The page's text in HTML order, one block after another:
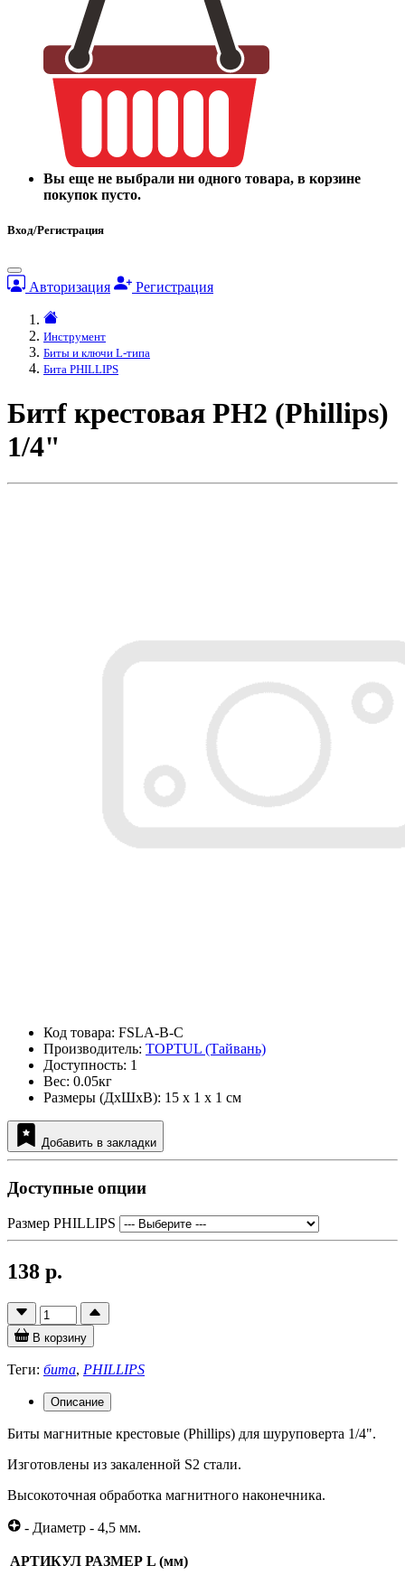
Вы еще не выбрали ни одного товара, в корзине
покупок пусто.
Вход/Регистрация
Авторизация Регистрация
Инструмент
Биты и ключи L-типа
Бита PHILLIPS
Битf крестовая PH2 (Phillips)
1/4"
Код товара: FSLA-B-C
Производитель: TOPTUL (Тайвань)
Доступность: 1
Вес: 0.05кг
Размеры (ДxШxВ): 15 x 1 x 1 см
Добавить в закладки
Доступные опции
Размер PHILLIPS
138 р.
В корзину
Теги: бита, PHILLIPS
Описание
Биты магнитные крестовые (Phillips) для шуруповерта 1/4".
Изготовлены из закаленной S2 стали.
Высокоточная обработка магнитного наконечника.
- Диаметр - 4,5 мм.
АРТИКУЛ РАЗМЕР L (мм)